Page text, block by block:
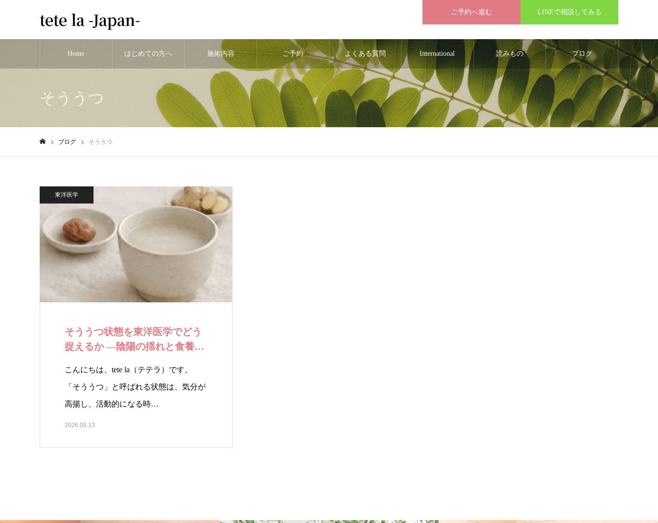
tete la -Japan- ご予約へ進む LINEで相談してみる
Home はじめての方へ 施術内容 ご予約 よくある質問 International 読みもの ブログ
そううつ
ブログ そううつ
東洋医学
そううつ状態を東洋医学でどう
捉えるか ―陰陽の揺れと食養生
こんにちは、tete la（テテラ）です。
「そううつ」と呼ばれる状態は、気分が
高揚し、活動的になる時…
2026.05.13